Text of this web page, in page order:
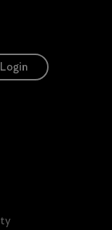
Login